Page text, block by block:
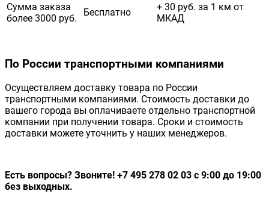
Сумма заказа
более 3000 руб.
Бесплатно
+ 30 руб. за 1 км от
МКАД
По России транспортными компаниями
Осуществляем доставку товара по России
транспортными компаниями. Стоимость доставки до
вашего города вы оплачиваете отдельно транспортной
компании при получении товара. Сроки и стоимость
доставки можете уточнить у наших менеджеров.
Есть вопросы? Звоните! +7 495 278 02 03 с 9:00 до 19:00
без выходных.